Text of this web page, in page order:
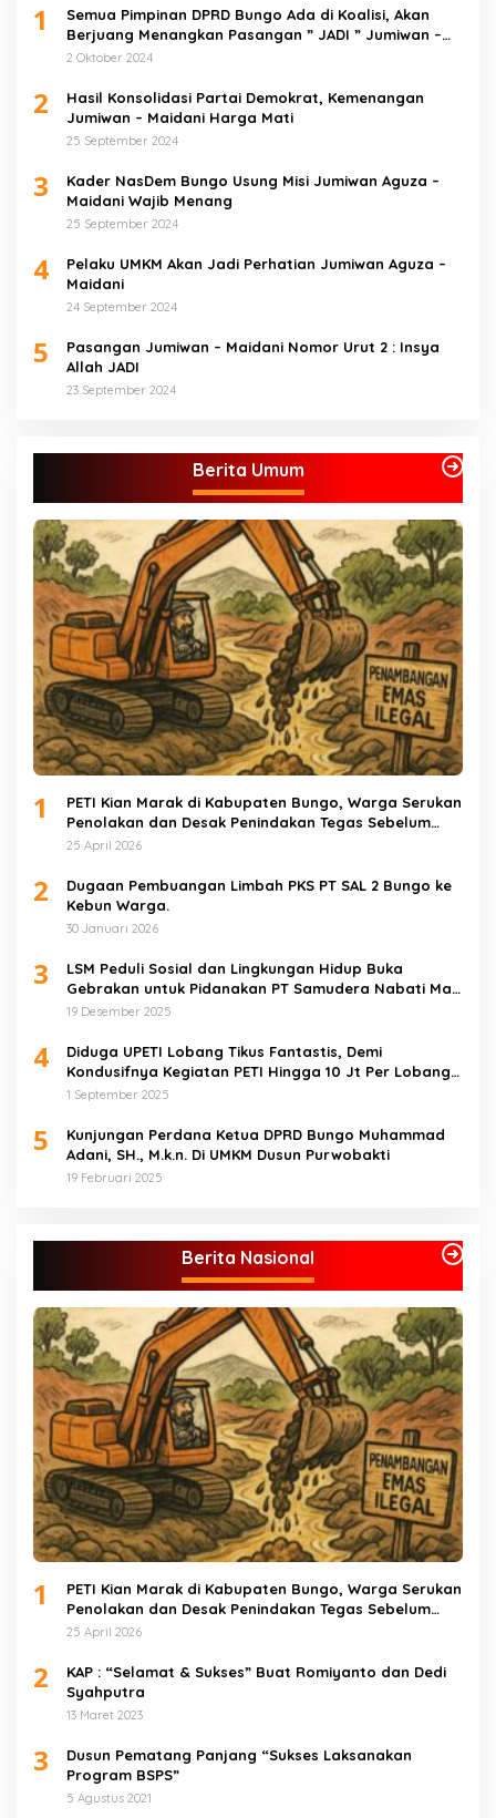
1
Semua Pimpinan DPRD Bungo Ada di Koalisi, Akan
Berjuang Menangkan Pasangan ” JADI ” Jumiwan –
Maidani.
2 Oktober 2024
2
Hasil Konsolidasi Partai Demokrat, Kemenangan
Jumiwan – Maidani Harga Mati
25 September 2024
3
Kader NasDem Bungo Usung Misi Jumiwan Aguza –
Maidani Wajib Menang
25 September 2024
4
Pelaku UMKM Akan Jadi Perhatian Jumiwan Aguza –
Maidani
24 September 2024
5
Pasangan Jumiwan – Maidani Nomor Urut 2 : Insya
Allah JADI
23 September 2024
Berita Umum
1
PETI Kian Marak di Kabupaten Bungo, Warga Serukan
Penolakan dan Desak Penindakan Tegas Sebelum
Bencana Menelan Korban Tak berdosa.
25 April 2026
2
Dugaan Pembuangan Limbah PKS PT SAL 2 Bungo ke
Kebun Warga.
30 Januari 2026
3
LSM Peduli Sosial dan Lingkungan Hidup Buka
Gebrakan untuk Pidanakan PT Samudera Nabati Mas
atas Dugaan Pencemaran Limbah
19 Desember 2025
4
Diduga UPETI Lobang Tikus Fantastis, Demi
Kondusifnya Kegiatan PETI Hingga 10 Jt Per Lobang
Total 1 Milyar Lebih per Bulan
1 September 2025
5
Kunjungan Perdana Ketua DPRD Bungo Muhammad
Adani, SH., M.k.n. Di UMKM Dusun Purwobakti
19 Februari 2025
Berita Nasional
1
PETI Kian Marak di Kabupaten Bungo, Warga Serukan
Penolakan dan Desak Penindakan Tegas Sebelum
Bencana Menelan Korban Tak berdosa.
25 April 2026
2
KAP : “Selamat & Sukses” Buat Romiyanto dan Dedi
Syahputra
13 Maret 2023
3
Dusun Pematang Panjang “Sukses Laksanakan
Program BSPS”
5 Agustus 2021